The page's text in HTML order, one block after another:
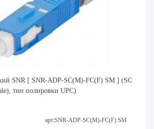
SNR [ SNR-ADP-SC(M)-FC(F) SM ] (SC
тип полировки UPC)
арт:SNR-ADP-SC(M)-FC(F) SM